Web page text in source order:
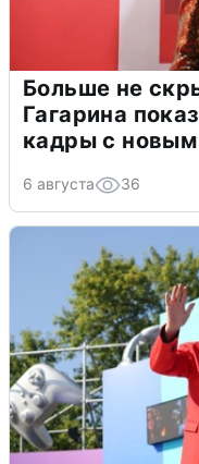
Больше не
Гагарина
кадры с
6 августа 36